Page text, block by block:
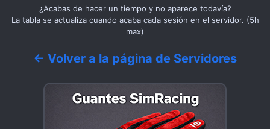
¿Acabas de hacer un tiempo y no aparece todavía?
La tabla se actualiza cuando acaba cada sesión en el servidor. (5h
max)
← Volver a la página de Servidores